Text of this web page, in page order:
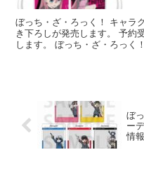
ぼっち・ざ・ろっく！ キャラ
き下ろしが発売します。 予約受付が始まっていますので、お知らせ
します。 ぼっち・ざ・ろっく！ マ
ぼ
ー
情